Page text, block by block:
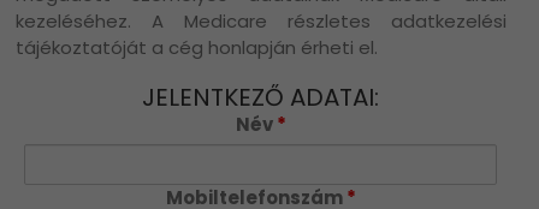
kezeléséhez. A Medicare részletes adatkezelési
tájékoztatóját a cég honlapján érheti el.
JELENTKEZŐ ADATAI:
Név*
Mobiltelefonszám*